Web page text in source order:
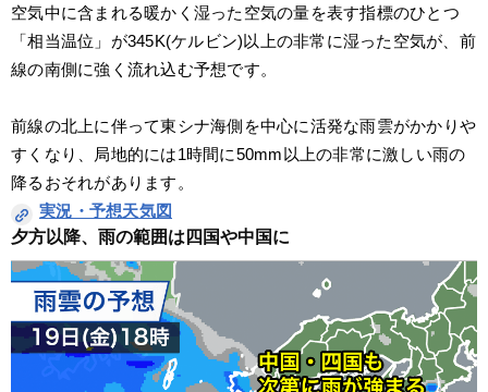
空気中に含まれる暖かく湿った空気の量を表す指標のひとつ
「相当温位」が345K(ケルビン)以上の非常に湿った空気が、前
線の南側に強く流れ込む予想です。
前線の北上に伴って東シナ海側を中心に活発な雨雲がかかりや
すくなり、局地的には1時間に50mm以上の非常に激しい雨の
降るおそれがあります。
実況・予想天気図
夕方以降、雨の範囲は四国や中国に